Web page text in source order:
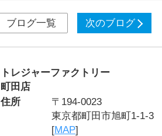
ブログ一覧 次のブログ
トレジャーファクトリー
町田店
住所
〒194-0023
東京都町田市旭町1-1-3
[MAP]